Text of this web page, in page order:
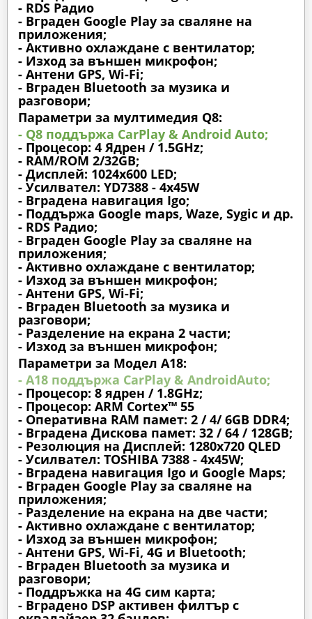
- RDS Радио
- Вграден Google Play за сваляне на
приложения;
- Активно охлаждане с вентилатор;
- Изход за външен микрофон;
- Антени GPS, Wi-Fi;
- Вграден Bluetooth за музика и
разговори;
Параметри за мултимедия Q8:
- Q8 поддържа CarPlay & Android Auto;
- Процесор: 4 Ядрен / 1.5GHz;
- RAM/ROM 2/32GB;
- Дисплей: 1024х600 LED;
- Усилвател: YD7388 - 4x45W
- Вградена навигация Igo;
- Поддържа Google maps, Waze, Sygic и др.
- RDS Радио;
- Вграден Google Play за сваляне на
приложения;
- Активно охлаждане с вентилатор;
- Изход за външен микрофон;
- Антени GPS, Wi-Fi;
- Вграден Bluetooth за музика и
разговори;
- Разделение на екрана 2 части;
- Изход за външен микрофон;
Параметри за Модел A18:
- A18 поддържа CarPlay & AndroidAuto;
- Процесор: 8 ядрен / 1.8GHz;
- Процесор: ARM Cortex™ 55
- Оперативна RAM памет: 2 / 4/ 6GB DDR4;
- Вградена Дискова памет: 32 / 64 / 128GB;
- Резолюция на Дисплей: 1280х720 QLED
- Усилвател: TOSHIBA 7388 - 4x45W;
- Вградена навигация Igo и Google Maps;
- Вграден Google Play за сваляне на
приложения;
- Разделение на екрана на две части;
- Активно охлаждане с вентилатор;
- Изход за външен микрофон;
- Антени GPS, Wi-Fi, 4G и Bluetooth;
- Вграден Bluetooth за музика и
разговори;
- Поддръжка на 4G сим карта;
- Вградено DSP активен филтър с